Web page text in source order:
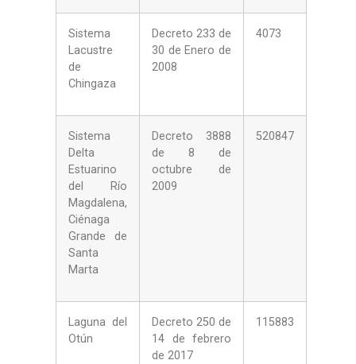
Sistema
Lacustre
de
Chingaza
Decreto 233 de
30 de Enero de
2008
4073
Sistema
Delta
Estuarino
del Río
Magdalena,
Ciénaga
Grande de
Santa
Marta
Decreto 3888
de 8 de
octubre de
2009
520847
Laguna del
Otún
Decreto 250 de
14 de febrero
de 2017
115883